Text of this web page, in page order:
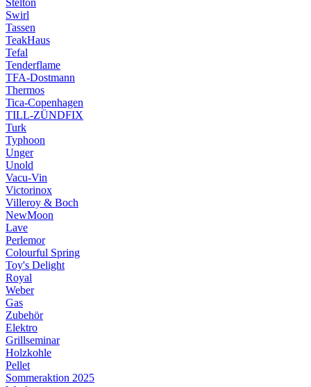
Stelton
Swirl
Tassen
TeakHaus
Tefal
Tenderflame
TFA-Dostmann
Thermos
Tica-Copenhagen
TILL-ZÜNDFIX
Turk
Typhoon
Unger
Unold
Vacu-Vin
Victorinox
Villeroy & Boch
NewMoon
Lave
Perlemor
Colourful Spring
Toy's Delight
Royal
Weber
Gas
Zubehör
Elektro
Grillseminar
Holzkohle
Pellet
Sommeraktion 2025